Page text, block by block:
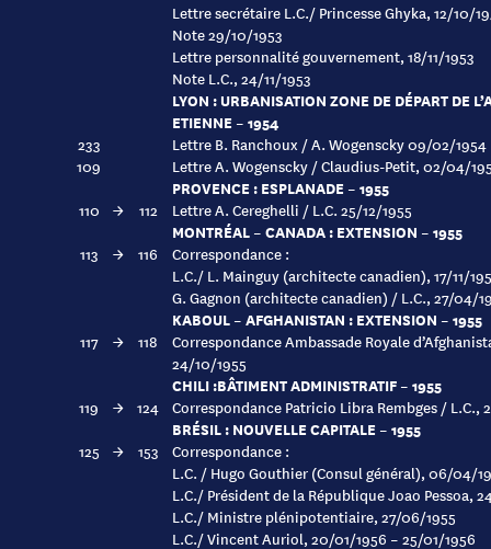
Lettre secrétaire L.C./ Princesse Ghyka, 12/10/
Note 29/10/1953
Lettre personnalité gouvernement, 18/11/1953
Note L.C., 24/11/1953
LYON : URBANISATION ZONE DE DÉPART DE
ETIENNE – 1954
233
Lettre B. Ranchoux / A. Wogenscky 09/02/1954
109
Lettre A. Wogenscky / Claudius-Petit, 02/04/
PROVENCE : ESPLANADE – 1955
110 → 112 Lettre A. Cereghelli / L.C. 25/12/1955
MONTRÉAL – CANADA : EXTENSION – 1955
113 → 116
Correspondance :
L.C./ L. Mainguy (architecte canadien), 17/11/
G. Gagnon (architecte canadien) / L.C., 27/04/
KABOUL – AFGHANISTAN : EXTENSION – 1955
117 → 118
Correspondance Ambassade Royale
24/10/1955
CHILI :BÂTIMENT ADMINISTRATIF – 1955
119 → 124 Correspondance Patricio Libra Rembges / L.C.,
BRÉSIL : NOUVELLE CAPITALE – 1955
125 → 153
Correspondance :
L.C. / Hugo Gouthier (Consul général), 06/04/
L.C./ Président de la République Joao Pessoa,
L.C./ Ministre plénipotentiaire, 27/06/1955
L.C./ Vincent Auriol, 20/01/1956 – 25/01/1956